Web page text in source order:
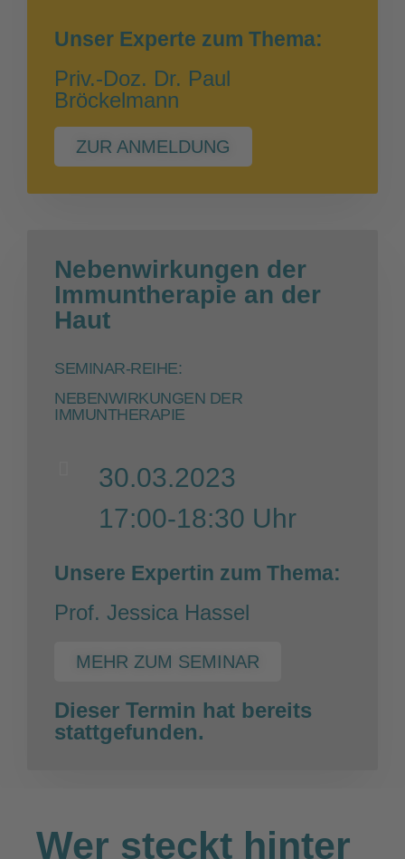
Unser Experte zum Thema:
Priv.-Doz. Dr. Paul
Bröckelmann
ZUR ANMELDUNG
Nebenwirkungen der
Immuntherapie an der
Haut
SEMINAR-REIHE:
NEBENWIRKUNGEN DER
IMMUNTHERAPIE
30.03.2023
17:00-18:30 Uhr
Unsere Expertin zum Thema:
Prof. Jessica Hassel
MEHR ZUM SEMINAR
Dieser Termin hat bereits
stattgefunden.
Wer steckt hinter